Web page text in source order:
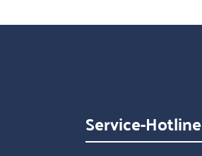
Service-Hotline